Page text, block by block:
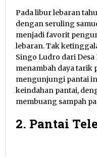
Pada libur lebaran
dengan seruling
menjadi favorit
lebaran. Tak
Singo Ludro dari
menambah daya tarik
mengunjungi pantai
keindahan pantai,
membuang sampah
2. Pantai